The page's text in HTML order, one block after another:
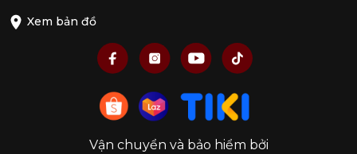
Xem bản đồ
Vận chuyển và bảo hiểm bởi